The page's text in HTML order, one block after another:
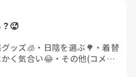
🥵
ッズ🧊 ・ 日陰を選ぶ🌳 ・着替
かく気合い😂・ その他(コメン